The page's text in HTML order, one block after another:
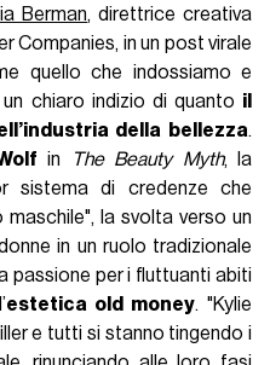
Berman, direttrice creativa
Companies, in un post virale
quello che indossiamo e
chiaro indizio di quanto il
della bellezza.
in The Beauty Myth, la
sistema di credenze che
la svolta verso un
in un ruolo tradizionale
passione per i fluttuanti abiti
estetica old money. "Kylie
e tutti si stanno tingendo i